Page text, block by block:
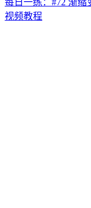
视频教程